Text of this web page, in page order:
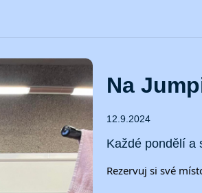
Na
12.9.2024
Každé pondělí a
Rezervuj si své